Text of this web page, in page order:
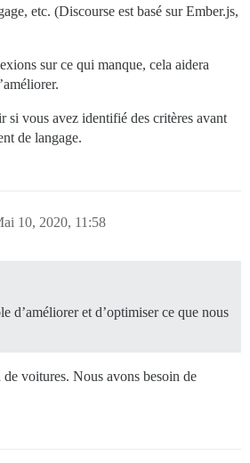
etc. (Discourse est basé sur Ember.js,
sur ce qui manque, cela aidera
si vous avez identifié des critères avant
de langage.
10, 2020, 11:58
d’améliorer et d’optimiser ce que nous
de voitures. Nous avons besoin de